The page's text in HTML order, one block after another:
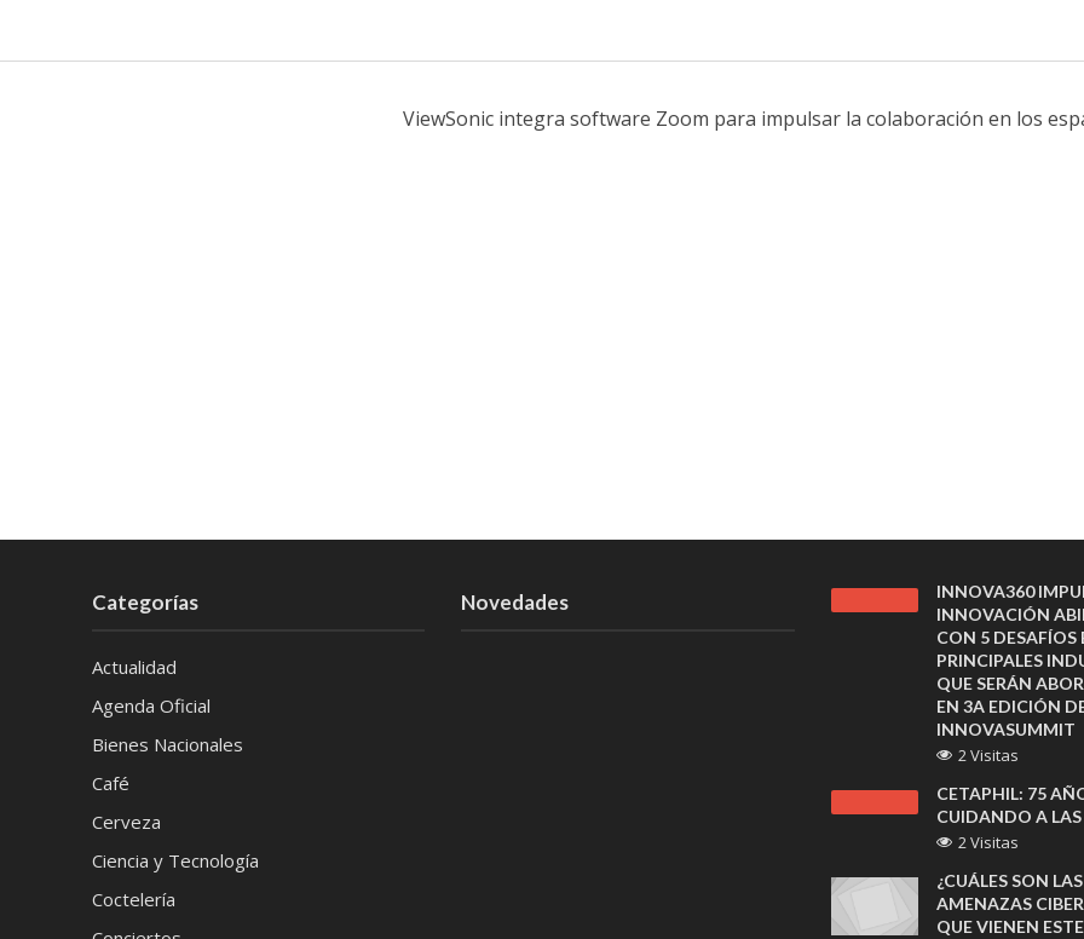
ViewSonic integra software Zoom para impulsar la colaboración en los
Categorías
Actualidad
Agenda Oficial
Bienes Nacionales
Café
Cerveza
Ciencia y Tecnología
Coctelería
Novedades
INNOVA360
INNOVACIÓN
CON 5 DESAFÍOS
PRINCIPALES
QUE SERÁN
EN 3A EDICIÓN
INNOVASUMMIT
2 Visitas
CETAPHIL: 75
CUIDANDO A LAS
2 Visitas
¿CUÁLES SON LAS
AMENAZAS
QUE VIENEN